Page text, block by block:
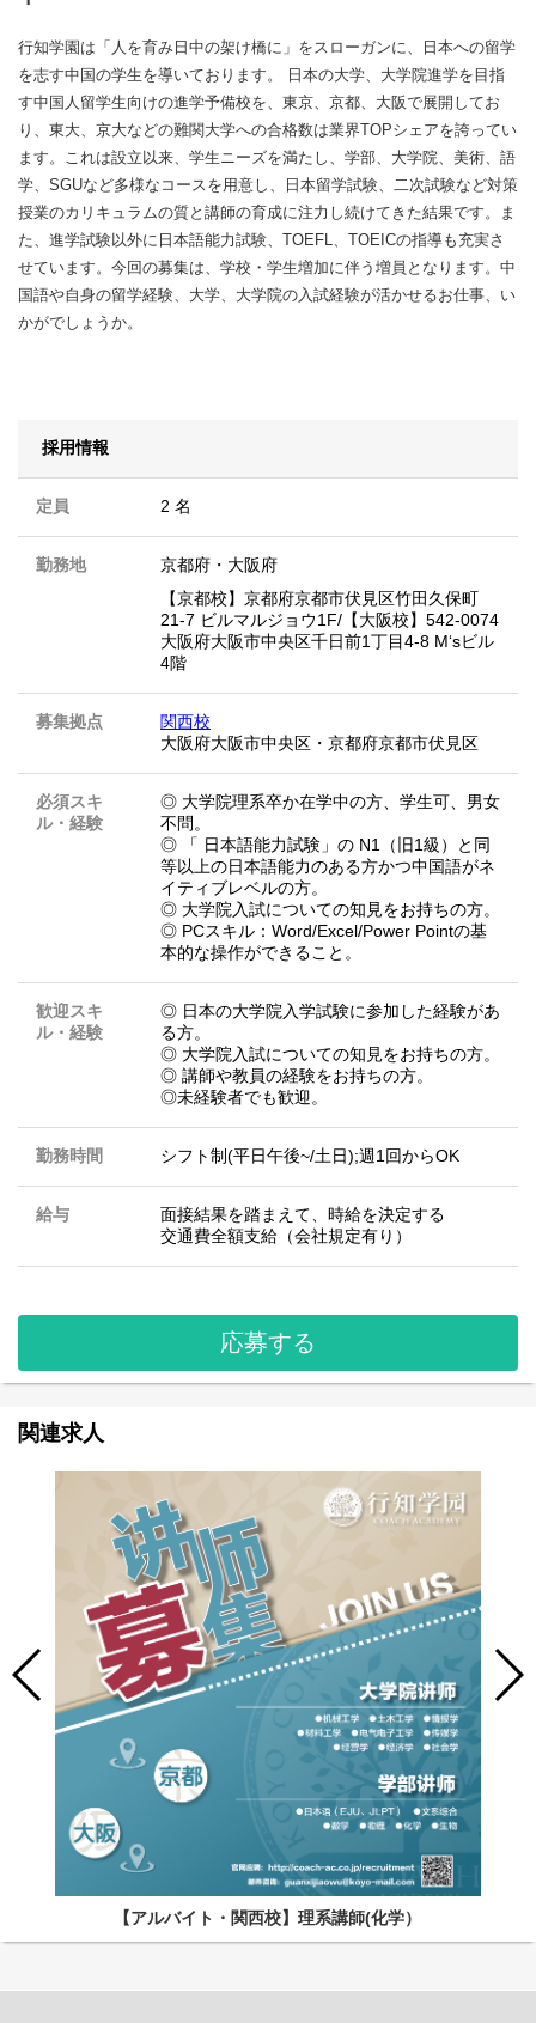
行知学園は「人を育み日中の架け橋に」をスローガンに、日本への留学
を志す中国の学生を導いております。 日本の大学、大学院進学を目指
す中国人留学生向けの進学予備校を、東京、京都、大阪で展開してお
り、東大、京大などの難関大学への合格数は業界TOPシェアを誇ってい
ます。これは設立以来、学生ニーズを満たし、学部、大学院、美術、語
学、SGUなど多様なコースを用意し、日本留学試験、二次試験など対策
授業のカリキュラムの質と講師の育成に注力し続けてきた結果です。ま
た、進学試験以外に日本語能力試験、TOEFL、TOEICの指導も充実さ
せています。今回の募集は、学校・学生増加に伴う増員となります。中
国語や自身の留学経験、大学、大学院の入試経験が活かせるお仕事、い
かがでしょうか。
採用情報
定員 2 名
勤務地 京都府 ・ 大阪府
【京都校】京都府京都市伏見区竹田久保町
21-7 ビルマルジョウ1F/【大阪校】542-0074
大阪府大阪市中央区千日前1丁目4-8 M‘sビル
4階
募集拠点
関西校
大阪府大阪市中央区・京都府京都市伏見区
必須スキ
ル・経験
◎ 大学院理系卒か在学中の方、学生可、男女
不問。
◎ 「 日本語能力試験」の N1（旧1級）と同
等以上の日本語能力のある方かつ中国語がネ
イティブレベルの方。
◎ 大学院入試についての知見をお持ちの方。
◎ PCスキル：Word/Excel/Power Pointの基
本的な操作ができること。
歓迎スキ
ル・経験
◎ 日本の大学院入学試験に参加した経験があ
る方。
◎ 大学院入試についての知見をお持ちの方。
◎ 講師や教員の経験をお持ちの方。
◎未経験者でも歓迎。
勤務時間 シフト制(平日午後~/土日);週1回からOK
給与
面接結果を踏まえて、時給を決定する
交通費全額支給（会社規定有り）
応募する
関連求人
【アルバイト・関西校】理系講師(化学）